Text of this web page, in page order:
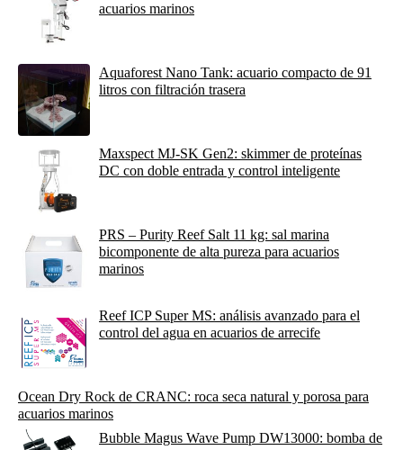
acuarios marinos
Aquaforest Nano Tank: acuario compacto de 91
litros con filtración trasera
Maxspect MJ-SK Gen2: skimmer de proteínas
DC con doble entrada y control inteligente
PRS – Purity Reef Salt 11 kg: sal marina
bicomponente de alta pureza para acuarios
marinos
Reef ICP Super MS: análisis avanzado para el
control del agua en acuarios de arrecife
Ocean Dry Rock de CRANC: roca seca natural y porosa para
acuarios marinos
Bubble Magus Wave Pump DW13000: bomba de